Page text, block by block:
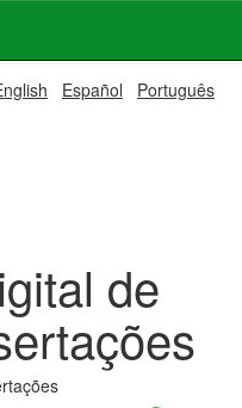
Español Português
de